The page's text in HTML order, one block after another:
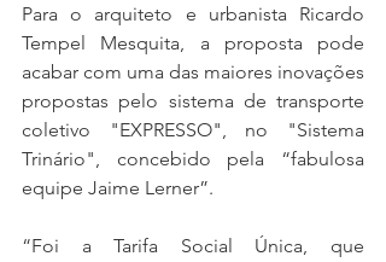
Para o arquiteto e urbanista Ricardo
Tempel Mesquita, a proposta pode
acabar com uma das maiores inovações
propostas pelo sistema de transporte
coletivo "EXPRESSO", no "Sistema
Trinário", concebido pela “fabulosa
equipe Jaime Lerner”.
“Foi a Tarifa Social Única, que